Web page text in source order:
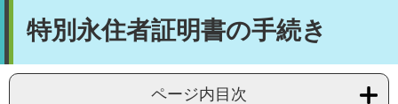
特別永住者証明書の手続き
ページ内目次